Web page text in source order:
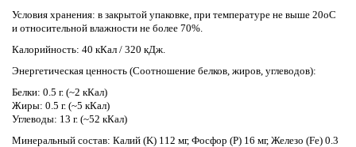
Условия хранения: в закрытой упаковке, при температуре не выше 20оС
и относительной влажности не более 70%.
Калорийность: 40 кКал / 320 кДж.
Энергетическая ценность (Соотношение белков, жиров, углеводов):
Белки: 0.5 г. (~2 кКал)
Жиры: 0.5 г. (~5 кКал)
Углеводы: 13 г. (~52 кКал)
Минеральный состав: Калий (K) 112 мг, Фосфор (P) 16 мг, Железо (Fe) 0.3